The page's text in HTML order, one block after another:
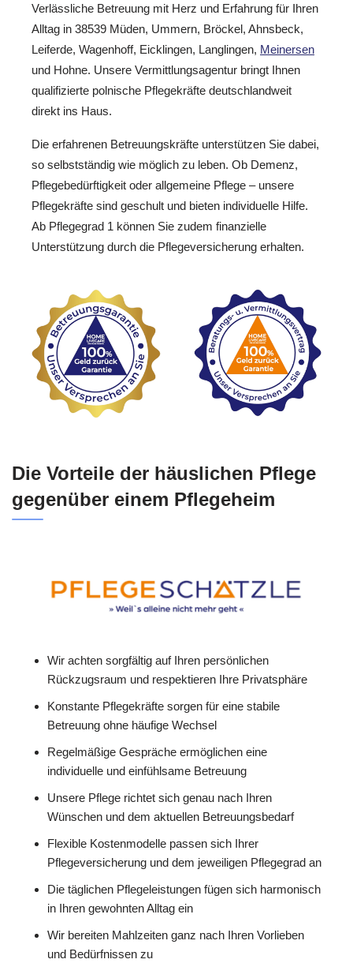
Verlässliche Betreuung mit Herz und Erfahrung für Ihren
Alltag in 38539 Müden, Ummern, Bröckel, Ahnsbeck,
Leiferde, Wagenhoff, Eicklingen, Langlingen, Meinersen
und Hohne. Unsere Vermittlungsagentur bringt Ihnen
qualifizierte polnische Pflegekräfte deutschlandweit
direkt ins Haus.
Die erfahrenen Betreuungskräfte unterstützen Sie dabei,
so selbstständig wie möglich zu leben. Ob Demenz,
Pflegebedürftigkeit oder allgemeine Pflege – unsere
Pflegekräfte sind geschult und bieten individuelle Hilfe.
Ab Pflegegrad 1 können Sie zudem finanzielle
Unterstützung durch die Pflegeversicherung erhalten.
Die Vorteile der häuslichen Pflege
gegenüber einem Pflegeheim
Wir achten sorgfältig auf Ihren persönlichen
Rückzugsraum und respektieren Ihre Privatsphäre
Konstante Pflegekräfte sorgen für eine stabile
Betreuung ohne häufige Wechsel
Regelmäßige Gespräche ermöglichen eine
individuelle und einfühlsame Betreuung
Unsere Pflege richtet sich genau nach Ihren
Wünschen und dem aktuellen Betreuungsbedarf
Flexible Kostenmodelle passen sich Ihrer
Pflegeversicherung und dem jeweiligen Pflegegrad an
Die täglichen Pflegeleistungen fügen sich harmonisch
in Ihren gewohnten Alltag ein
Wir bereiten Mahlzeiten ganz nach Ihren Vorlieben
und Bedürfnissen zu